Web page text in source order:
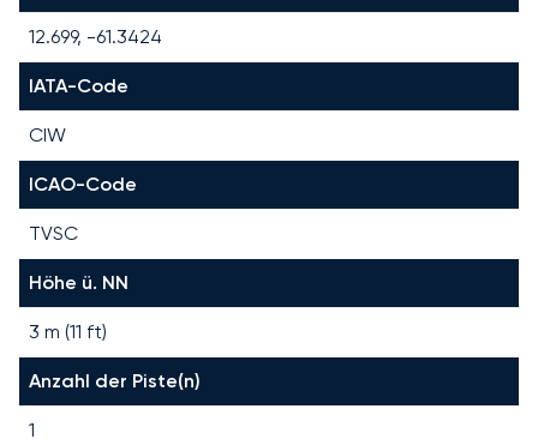
12.699, -61.3424
IATA-Code
CIW
ICAO-Code
TVSC
Höhe ü. NN
3 m (11 ft)
Anzahl der Piste(n)
1